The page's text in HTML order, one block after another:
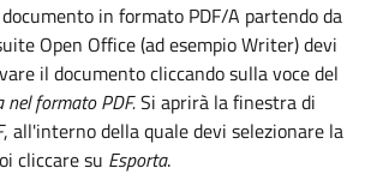
in formato PDF/A partendo da
Open Office (ad esempio Writer) devi
il documento cliccando sulla voce del
nel formato PDF.Si aprirà la finestra di
, all'interno della quale devi selezionare la
cliccare su Esporta.